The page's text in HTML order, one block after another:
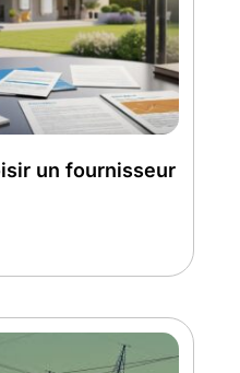
un fournisseur